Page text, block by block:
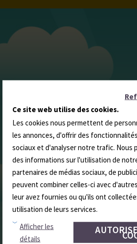
Ce site web utilise des cookies.
Les cookies nous permettent de
les annonces, d'offrir des
sociaux et d'analyser notre trafic. Nous
des informations sur l'utilisation de
partenaires de médias sociaux, de
peuvent combiner celles-ci avec
leur avez fournies ou qu'ils ont
utilisation de leurs services.
Afficher les
détails